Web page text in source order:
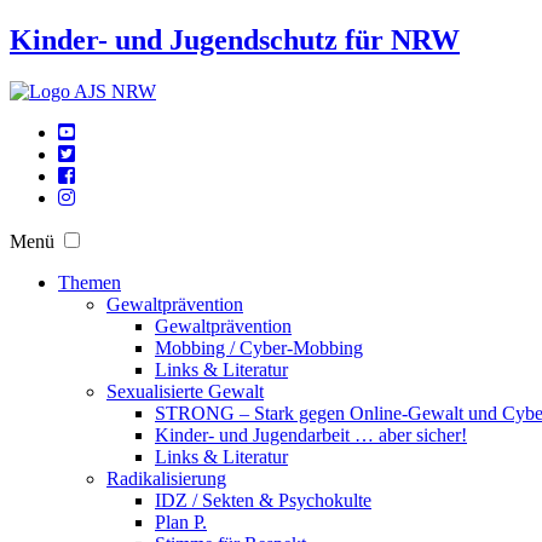
Kinder- und Jugendschutz für NRW
Menü
Themen
Gewaltprävention
Gewaltprävention
Mobbing / Cyber-Mobbing
Links & Literatur
Sexualisierte Gewalt
STRONG – Stark gegen Online-Gewalt und
Kinder- und Jugendarbeit … aber sicher!
Links & Literatur
Radikalisierung
IDZ / Sekten & Psychokulte
Plan P.